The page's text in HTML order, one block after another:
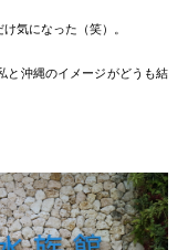
気になった（笑）。
と沖縄のイメージがどうも結